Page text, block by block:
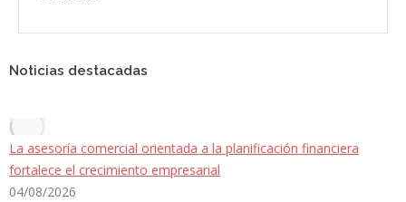
Noticias destacadas
La asesoría comercial orientada a la planificación financiera
fortalece el crecimiento empresarial
04/08/2026